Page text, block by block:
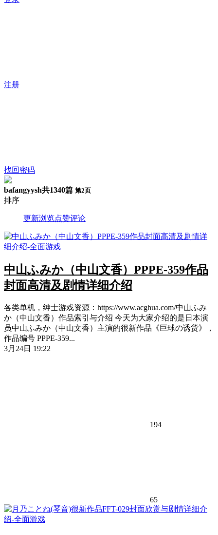
注册
找回密码
bafangyysh共1340篇 第2页
排序
更新浏览点赞评论
中山ふみか（中山文香）PPPE-359作品
封面高清及剧情详细介绍
各类单机，绅士游戏资源：https://www.acghua.com/中山ふみ
か（中山文香）作品索引与介绍 今天为大家介绍的是日本演
员中山ふみか（中山文香）主演的很新作品《巨球の诱货》，
作品编号 PPPE-359...
3月24日 19:22
194
65